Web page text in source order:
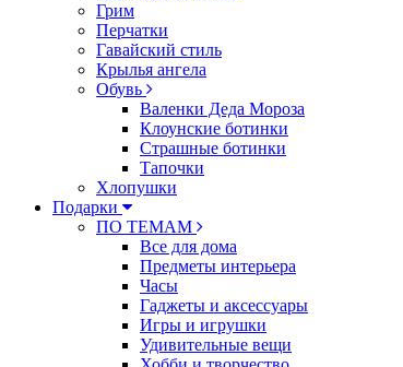
Грим
Перчатки
Гавайский стиль
Крылья ангела
Обувь
Валенки Деда Мороза
Клоунские ботинки
Страшные ботинки
Тапочки
Хлопушки
Подарки
ПО ТЕМАМ
Все для дома
Предметы интерьера
Часы
Гаджеты и аксессуары
Игры и игрушки
Удивительные вещи